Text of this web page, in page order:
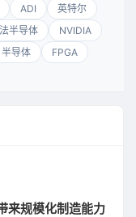
ADI
英特尔
半导体
NVIDIA
半导体
FPGA
来规模化制造能力